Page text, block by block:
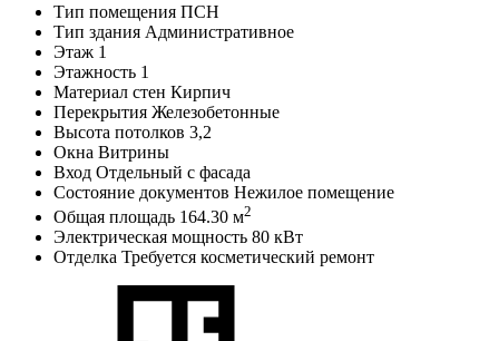
Тип помещения ПСН
Тип здания Административное
Этаж 1
Этажность 1
Материал стен Кирпич
Перекрытия Железобетонные
Высота потолков 3,2
Окна Витрины
Вход Отдельный с фасада
Состояние документов Нежилое помещение
Общая площадь 164.30 м2
Электрическая мощность 80 кВт
Отделка Требуется косметический ремонт